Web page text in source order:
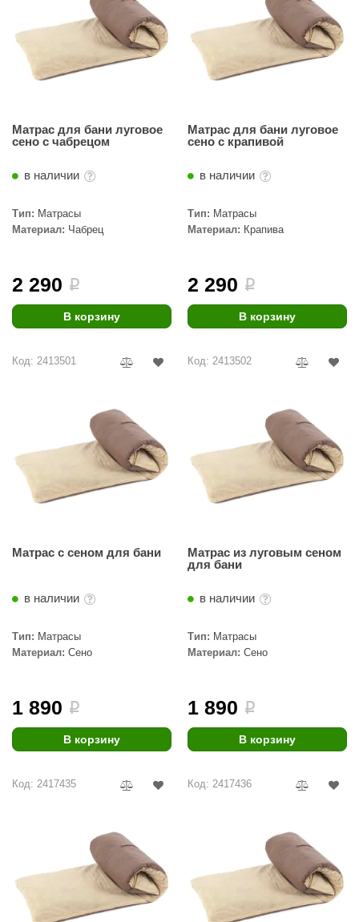
Матрас для бани луговое
сено c чабрецом
в наличии
Тип: Матрасы
Материал: Чабрец
2 290 i
В корзину
Матрас для бани луговое
сено c крапивой
в наличии
Тип: Матрасы
Материал: Крапива
2 290 i
В корзину
Код: 2413501
Матрас с сеном для бани
в наличии
Тип: Матрасы
Материал: Сено
1 890 i
В корзину
Код: 2413502
Матрас из луговым сеном
для бани
в наличии
Тип: Матрасы
Материал: Сено
1 890 i
В корзину
Код: 2417435 Код: 2417436